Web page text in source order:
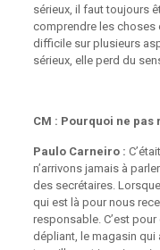
sérieux, il faut toujours
comprendre les choses
difficile sur plusieurs
sérieux, elle perd du
CM : Pourquoi ne
Paulo Carneiro :
n’arrivons jamais à
des secrétaires.
qui est là pour nous
responsable. C’est
dépliant, le magasin qui